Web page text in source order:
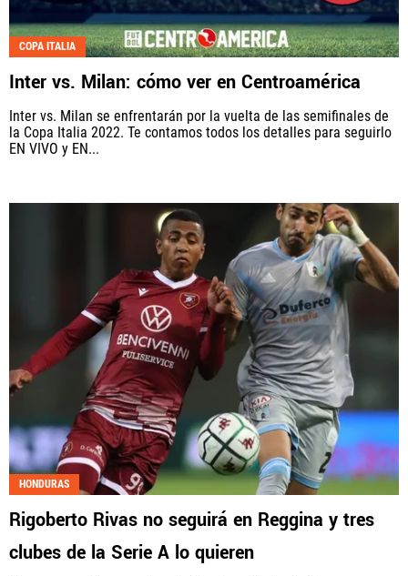
COPA ITALIA
Inter vs. Milan: cómo ver en Centroamérica
Inter vs. Milan se enfrentarán por la vuelta de las semifinales de
la Copa Italia 2022. Te contamos todos los detalles para seguirlo
EN VIVO y EN...
HONDURAS
Rigoberto Rivas no seguirá en Reggina y tres
clubes de la Serie A lo quieren